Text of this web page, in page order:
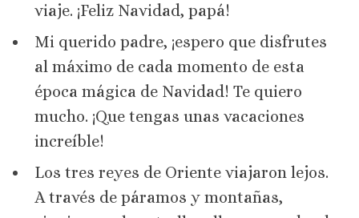
viaje. ¡Feliz Navidad, papá!
Mi querido padre, ¡espero que disfrutes
al máximo de cada momento de esta
época mágica de Navidad! Te quiero
mucho. ¡Que tengas unas vacaciones
increíble!
Los tres reyes de Oriente viajaron lejos.
A través de páramos y montañas,